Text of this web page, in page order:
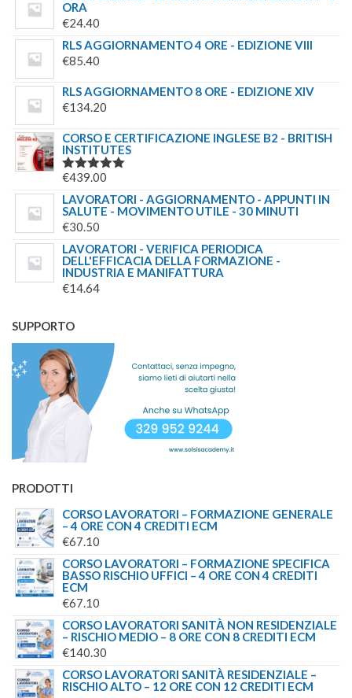
ORA
€24.40
RLS AGGIORNAMENTO 4 ORE - EDIZIONE VIII
€85.40
RLS AGGIORNAMENTO 8 ORE - EDIZIONE XIV
€134.20
CORSO E CERTIFICAZIONE INGLESE B2 - BRITISH
INSTITUTES
VALUTATO
€439.00
LAVORATORI - AGGIORNAMENTO - APPUNTI IN
SALUTE - MOVIMENTO UTILE - 30 MINUTI
€30.50
LAVORATORI - VERIFICA PERIODICA
DELL'EFFICACIA DELLA FORMAZIONE -
INDUSTRIA E MANIFATTURA
€14.64
SUPPORTO
PRODOTTI
CORSO LAVORATORI – FORMAZIONE GENERALE
– 4 ORE CON 4 CREDITI ECM
€67.10
CORSO LAVORATORI – FORMAZIONE SPECIFICA
BASSO RISCHIO UFFICI – 4 ORE CON 4 CREDITI
ECM
€67.10
CORSO LAVORATORI SANITÀ NON RESIDENZIALE
– RISCHIO MEDIO – 8 ORE CON 8 CREDITI ECM
€140.30
CORSO LAVORATORI SANITÀ RESIDENZIALE –
RISCHIO ALTO – 12 ORE CON 12 CREDITI ECM